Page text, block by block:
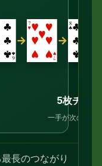
→ →
5枚チェ
一手が次の一手
長のつながり